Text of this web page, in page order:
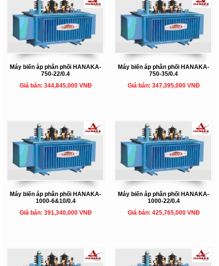
Máy biến áp phân phối HANAKA-
750-22/0.4
Giá bán: 344,845,000 VNĐ
Máy biến áp phân phối HANAKA-
750-35/0.4
Giá bán: 347,395,000 VNĐ
Máy biến áp phân phối HANAKA-
1000-6&10/0.4
Giá bán: 391,340,000 VNĐ
Máy biến áp phân phối HANAKA-
1000-22/0.4
Giá bán: 425,765,000 VNĐ